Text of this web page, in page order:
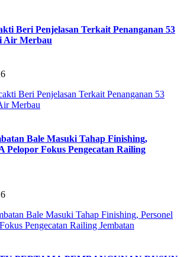
Beri Penjelasan Terkait Penanganan 53
Air Merbau
Bale Masuki Tahap Finishing,
Pelopor Fokus Pengecatan Railing